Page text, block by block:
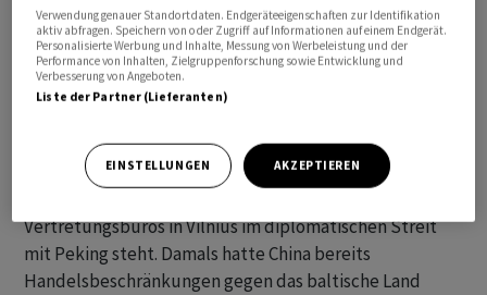
verletzten internationales Recht und schadeten den
Wirtschafts- und Finanzbeziehungen, teilte das
Pekinger Handelsministerium mit.
Beide Institute stammen aus Litauen, das seit 2021
Vertretungsbüros in Vilnius im diplomatischen Streit
mit Peking steht. Damals hatte China bereits
Handelsbeschränkungen gegen das baltische Land
Verwendung genauer Standortdaten. Endgeräteeigenschaften zur Identifikation
aktiv abfragen. Speichern von oder Zugriff auf Informationen auf einem Endgerät.
Personalisierte Werbung und Inhalte, Messung von Werbeleistung und der
Performance von Inhalten, Zielgruppenforschung sowie Entwicklung und
Verbesserung von Angeboten.
Liste der Partner (Lieferanten)
EINSTELLUNGEN AKZEPTIEREN